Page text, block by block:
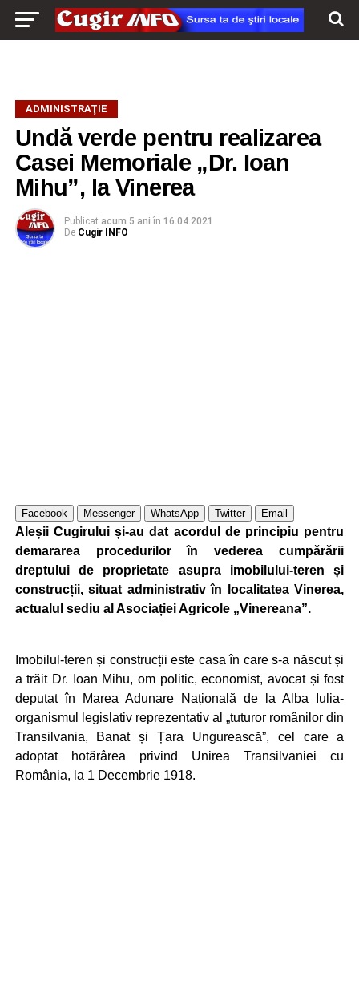
ADMINISTRAŢIE
Undă verde pentru realizarea
Casei Memoriale „Dr. Ioan
Mihu”, la Vinerea
Publicat acum 5 ani în 16.04.2021
De Cugir INFO
Facebook Messenger WhatsApp Twitter Email
Aleșii Cugirului și-au dat acordul de principiu pentru
demararea procedurilor în vederea cumpărării
dreptului de proprietate asupra imobilului-teren și
construcții, situat administrativ în localitatea Vinerea,
actualul sediu al Asociației Agricole „Vinereana”.
Imobilul-teren și construcții este casa în care s-a născut și
a trăit Dr. Ioan Mihu, om politic, economist, avocat și fost
deputat în Marea Adunare Națională de la Alba Iulia-
organismul legislativ reprezentativ al „tuturor românilor din
Transilvania, Banat și Țara Ungurească”, cel care a
adoptat hotărârea privind Unirea Transilvaniei cu
România, la 1 Decembrie 1918.